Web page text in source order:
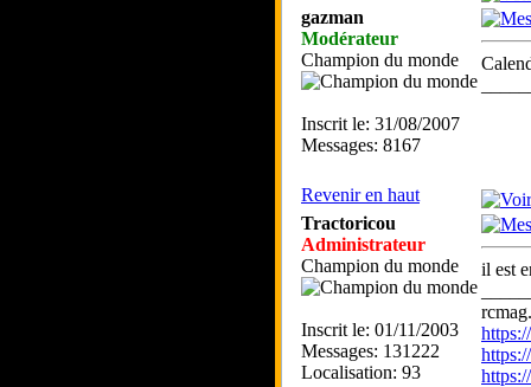
gazman
Modérateur
Champion du monde
Inscrit le: 31/08/2007
Messages: 8167
Revenir en haut
Tractoricou
Administrateur
Champion du monde
Inscrit le: 01/11/2003
Messages: 131222
Localisation: 93
il est